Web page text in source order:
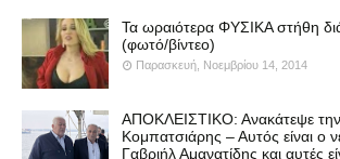
Τα ωραιότερα ΦΥΣΙΚΑ στήθη
(φωτό/βίντεο)
Παρασκευή, Νοεμβρίου 14, 2014
ΑΠΟΚΛΕΙΣΤΙΚΟ: Ανακάτεψε
Κομπατσιάρης – Αυτός είναι ο
Γαβριήλ Αμανατίδης και αυτές